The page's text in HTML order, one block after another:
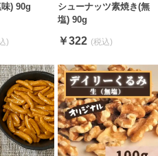
) 90g
シューナッツ素焼き(無
塩) 90g
￥322